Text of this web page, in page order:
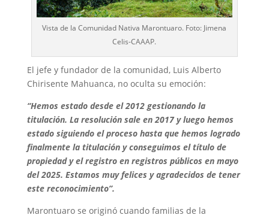
Vista de la Comunidad Nativa Marontuaro. Foto: Jimena
Celis-CAAAP.
El jefe y fundador de la comunidad, Luis Alberto
Chirisente Mahuanca, no oculta su emoción:
“Hemos estado desde el 2012 gestionando la
titulación. La resolución sale en 2017 y luego hemos
estado siguiendo el proceso hasta que hemos logrado
finalmente la titulación y conseguimos el título de
propiedad y el registro en registros públicos en mayo
del 2025. Estamos muy felices y agradecidos de tener
este reconocimiento”.
Marontuaro se originó cuando familias de la